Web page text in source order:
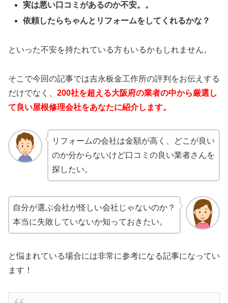
実は悪い口コミがあるのか不安。。
依頼したらちゃんとリフォームをしてくれるかな？
といった不安を持たれている方もいるかもしれません。
そこで今回の記事では吉永板金工作所の評判をお伝えする
だけでなく、 200社を超える大阪府の業者の中から厳選し
て良い屋根修理会社をあなたに紹介します。
リフォームの会社は金額が高く、どこが良い
のか分からないけど口コミの良い業者さんを
探したい。
自分が選ぶ会社が怪しい会社じゃないのか？
本当に失敗していないか知っておきたい。
と悩まれている場合には非常に参考になる記事になってい
ます！